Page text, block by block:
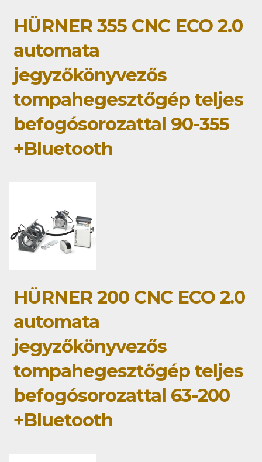
HÜRNER 355 CNC ECO 2.0
automata
jegyzőkönyvezős
tompahegesztőgép teljes
befogósorozattal 90-355
+Bluetooth
HÜRNER 200 CNC ECO 2.0
automata
jegyzőkönyvezős
tompahegesztőgép teljes
befogósorozattal 63-200
+Bluetooth